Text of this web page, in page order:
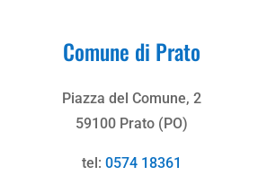
Comune di Prato
Piazza del Comune, 2
59100 Prato (PO)
tel:0574 18361